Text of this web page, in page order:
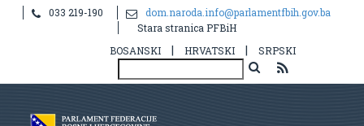
033 219-190
dom.naroda.info@parlamentfbih.gov.ba
Stara stranica PFBiH
BOSANSKI
| HRVATSKI | SRPSKI